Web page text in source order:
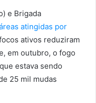
e Brigada
atingidas por
ativos reduziram
em outubro, o fogo
estava sendo
25 mil mudas